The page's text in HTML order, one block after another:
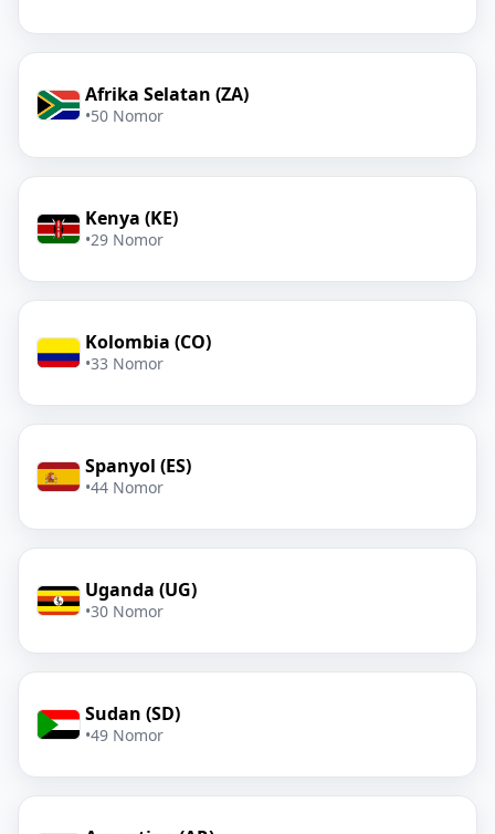
Afrika Selatan (ZA)
•50 Nomor
Kenya (KE)
•29 Nomor
Kolombia (CO)
•33 Nomor
Spanyol (ES)
•44 Nomor
Uganda (UG)
•30 Nomor
Sudan (SD)
•49 Nomor